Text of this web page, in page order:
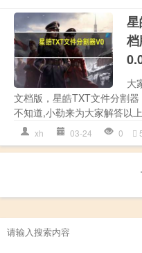
大
文档版，星皓TXT文件分割
不知道,小勒来为大家解答以
xh 03-24 0